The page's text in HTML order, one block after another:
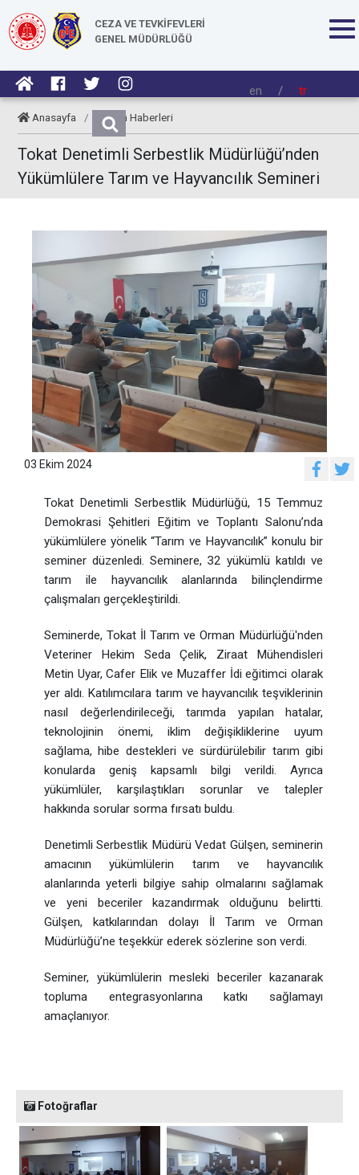
CEZA VE TEVKİFEVLERİ
GENEL MÜDÜRLÜĞÜ
en / tr
Anasayfa / Kurum Haberleri
Tokat Denetimli Serbestlik Müdürlüğü’nden
Yükümlülere Tarım ve Hayvancılık Semineri
03 Ekim 2024
Tokat Denetimli Serbestlik Müdürlüğü, 15 Temmuz
Demokrasi Şehitleri Eğitim ve Toplantı Salonu’nda
yükümlülere yönelik “Tarım ve Hayvancılık” konulu bir
seminer düzenledi. Seminere, 32 yükümlü katıldı ve
tarım ile hayvancılık alanlarında bilinçlendirme
çalışmaları gerçekleştirildi.
Seminerde, Tokat İl Tarım ve Orman Müdürlüğü'nden
Veteriner Hekim Seda Çelik, Ziraat Mühendisleri
Metin Uyar, Cafer Elik ve Muzaffer İdi eğitimci olarak
yer aldı. Katılımcılara tarım ve hayvancılık teşviklerinin
nasıl değerlendirileceği, tarımda yapılan hatalar,
teknolojinin önemi, iklim değişikliklerine uyum
sağlama, hibe destekleri ve sürdürülebilir tarım gibi
konularda geniş kapsamlı bilgi verildi. Ayrıca
yükümlüler, karşılaştıkları sorunlar ve talepler
hakkında sorular sorma fırsatı buldu.
Denetimli Serbestlik Müdürü Vedat Gülşen, seminerin
amacının yükümlülerin tarım ve hayvancılık
alanlarında yeterli bilgiye sahip olmalarını sağlamak
ve yeni beceriler kazandırmak olduğunu belirtti.
Gülşen, katkılarından dolayı İl Tarım ve Orman
Müdürlüğü’ne teşekkür ederek sözlerine son verdi.
Seminer, yükümlülerin mesleki beceriler kazanarak
topluma entegrasyonlarına katkı sağlamayı
amaçlanıyor.
Fotoğraflar